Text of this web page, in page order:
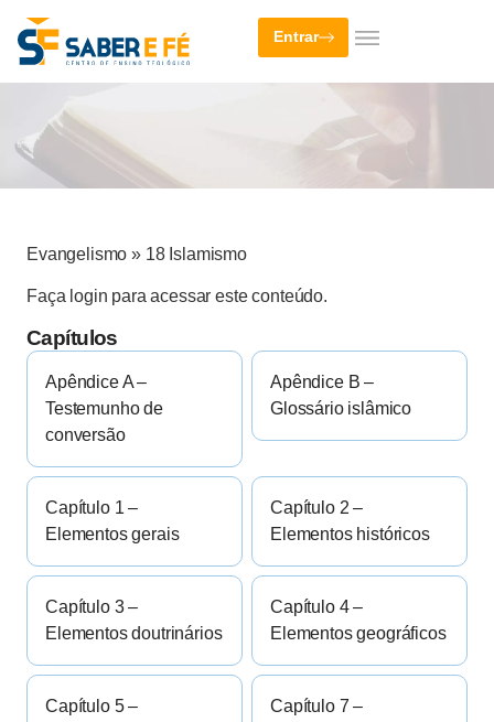
Entrar
Evangelismo » 18 Islamismo
Faça login para acessar este conteúdo.
Capítulos
Apêndice A –
Testemunho de
conversão
Apêndice B –
Glossário islâmico
Capítulo 1 –
Elementos gerais
Capítulo 2 –
Elementos históricos
Capítulo 3 –
Elementos doutrinários
Capítulo 4 –
Elementos geográficos
Capítulo 5 –
Capítulo 7 –